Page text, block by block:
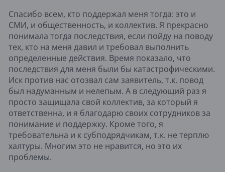
Спасибо всем, кто поддержал меня тогда: это и
СМИ, и общественность, и коллектив. Я прекрасно
понимала тогда последствия, если пойду на поводу
тех, кто на меня давил и требовал выполнить
определенные действия. Время показало, что
последствия для меня были бы катастрофическими.
Иск против нас отозвал сам заявитель, т.к. повод
был надуманным и нелепым. А в следующий раз я
просто защищала свой коллектив, за который я
ответственна, и я благодарю своих сотрудников за
понимание и поддержку. Кроме того, я
требовательна и к субподрядчикам, т.к. не терплю
халтуры. Многим это не нравится, но это их
проблемы.